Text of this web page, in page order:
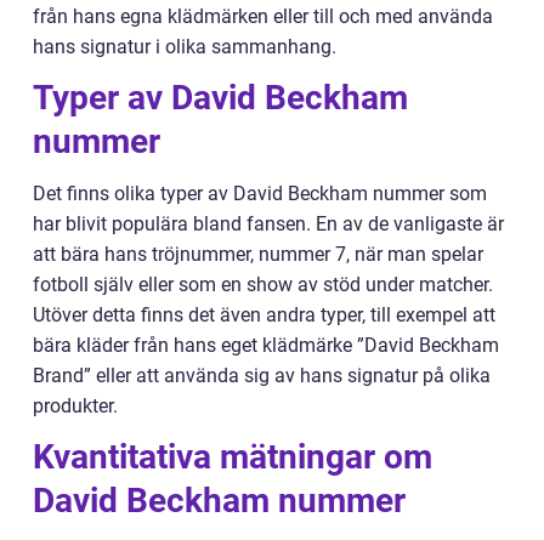
från hans egna klädmärken eller till och med använda
hans signatur i olika sammanhang.
Typer av David Beckham
nummer
Det finns olika typer av David Beckham nummer som
har blivit populära bland fansen. En av de vanligaste är
att bära hans tröjnummer, nummer 7, när man spelar
fotboll själv eller som en show av stöd under matcher.
Utöver detta finns det även andra typer, till exempel att
bära kläder från hans eget klädmärke ”David Beckham
Brand” eller att använda sig av hans signatur på olika
produkter.
Kvantitativa mätningar om
David Beckham nummer